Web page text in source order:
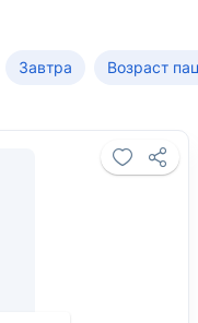
Завтра Возраст